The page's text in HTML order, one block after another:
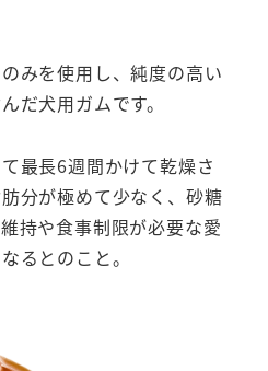
みを使用し、純度の高い
だ犬用ガムです。
最長6週間かけて乾燥さ
分が極めて少なく、砂糖
持や食事制限が必要な愛
るとのこと。